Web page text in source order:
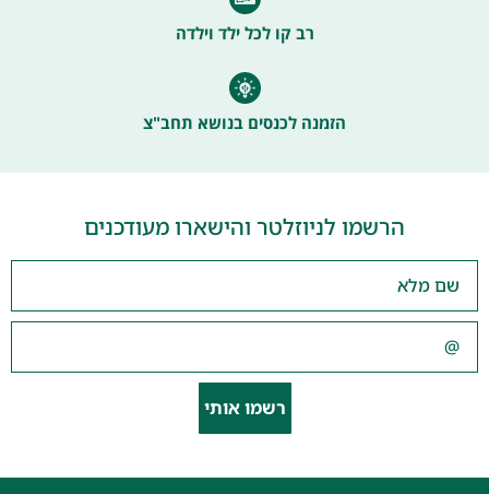
רב קו לכל ילד וילדה
הזמנה לכנסים בנושא תחב"צ
הרשמו לניוזלטר והישארו מעודכנים
רשמו אותי